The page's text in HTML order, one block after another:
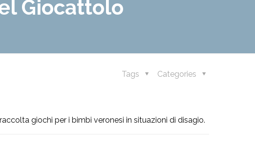
Giocattolo
Categories
Tags
giochi per i bimbi veronesi in situazioni di disagio.